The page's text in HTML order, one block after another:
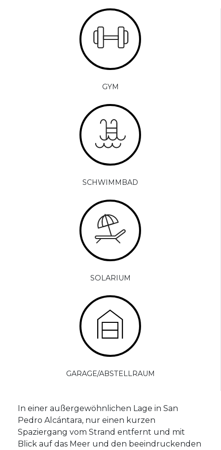
GYM
SCHWIMMBAD
SOLARIUM
GARAGE/ABSTELLRAUM
In einer außergewöhnlichen Lage in San
Pedro Alcántara, nur einen kurzen
Spaziergang vom Strand entfernt und mit
Blick auf das Meer und den beeindruckenden